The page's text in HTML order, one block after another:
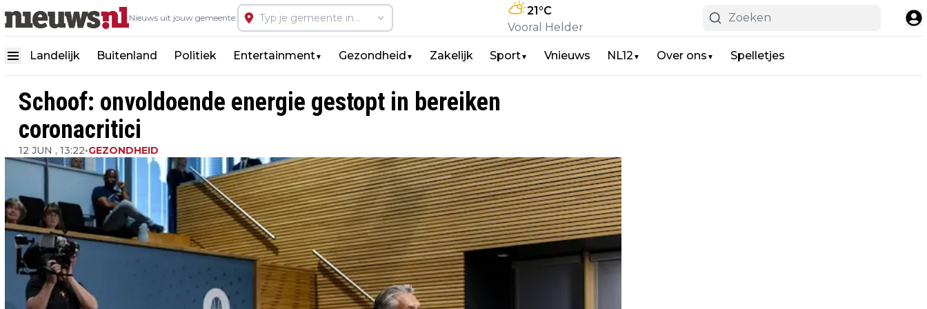
Nieuws uit jouw gemeente:
21°C
Vooral Helder
Landelijk Buitenland Politiek Entertainment▼ Gezondheid ▼ Zakelijk Sport▼ Vnieuws NL12 ▼ Over ons ▼ Spelletjes
Schoof: onvoldoende energie gestopt in bereiken
coronacritici
12 JUN , 13:22•GEZONDHEID